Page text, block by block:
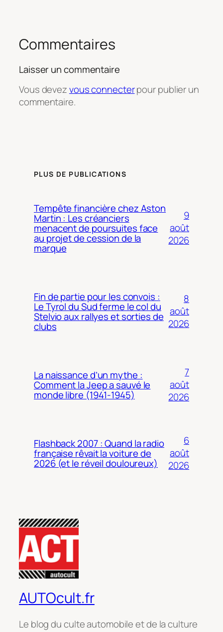
Commentaires
Laisser un commentaire
Vous devezvous connecterpour publier un
commentaire.
PLUS DE PUBLICATIONS
Tempête financière chez Aston
Martin : Les créanciers
menacent de poursuites face
au projet de cession de la
marque
9
août
2026
Fin de partie pour les convois :
Le Tyrol du Sud ferme le col du
Stelvio aux rallyes et sorties de
clubs
8
août
2026
La naissance d’un mythe :
Comment la Jeep a sauvé le
monde libre (1941-1945)
7
août
2026
Flashback 2007 : Quand la radio
française rêvait la voiture de
2026 (et le réveil douloureux)
6
août
2026
AUTOcult.fr
Le blog du culte automobile et de la culture